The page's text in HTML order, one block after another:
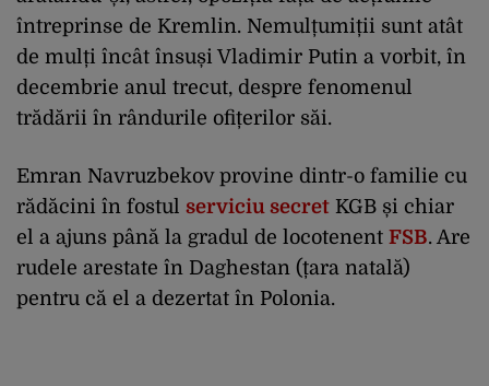
întreprinse de Kremlin. Nemulțumiții sunt atât
de mulți încât însuși Vladimir Putin a vorbit, în
decembrie anul trecut, despre fenomenul
trădării în rândurile ofițerilor săi.
Emran Navruzbekov provine dintr-o familie cu
rădăcini în fostul serviciu secret KGB și chiar
el a ajuns până la gradul de locotenent FSB. Are
rudele arestate în Daghestan (țara natală)
pentru că el a dezertat în Polonia.